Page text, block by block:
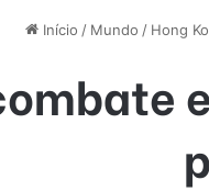
Início / Mundo / Hong